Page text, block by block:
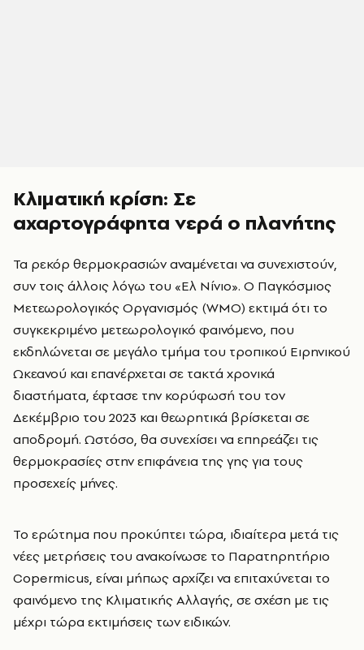
Κλιματική κρίση: Σε
αχαρτογράφητα νερά ο πλανήτης
Τα ρεκόρ θερμοκρασιών αναμένεται να συνεχιστούν,
συν τοις άλλοις λόγω του «Ελ Νίνιο». Ο Παγκόσμιος
Μετεωρολογικός Οργανισμός (WMO) εκτιμά ότι το
συγκεκριμένο μετεωρολογικό φαινόμενο, που
εκδηλώνεται σε μεγάλο τμήμα του τροπικού Ειρηνικού
Ωκεανού και επανέρχεται σε τακτά χρονικά
διαστήματα, έφτασε την κορύφωσή του τον
Δεκέμβριο του 2023 και θεωρητικά βρίσκεται σε
αποδρομή. Ωστόσο, θα συνεχίσει να επηρεάζει τις
θερμοκρασίες στην επιφάνεια της γης για τους
προσεχείς μήνες.
Το ερώτημα που προκύπτει τώρα, ιδιαίτερα μετά τις
νέες μετρήσεις του ανακοίνωσε το Παρατηρητήριο
Copermicus, είναι μήπως αρχίζει να επιταχύνεται το
φαινόμενο της Κλιματικής Αλλαγής, σε σχέση με τις
μέχρι τώρα εκτιμήσεις των ειδικών.